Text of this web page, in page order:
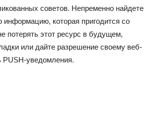
советов. Непременно найдете
информацию, которая пригодится со
потерять этот ресурс в будущем,
или дайте разрешение своему веб-
PUSH-уведомления.